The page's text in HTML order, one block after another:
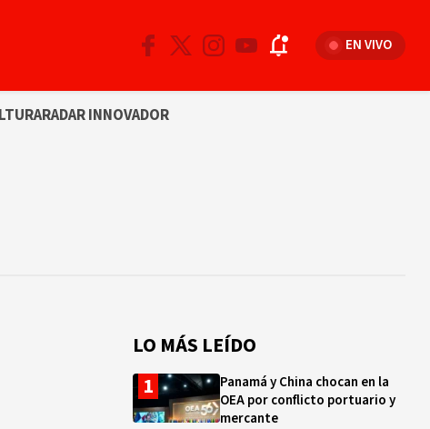
EN VIVO
RADAR INNOVADOR
LO MÁS LEÍDO
Panamá y China chocan en la
OEA por conflicto portuario y
mercante